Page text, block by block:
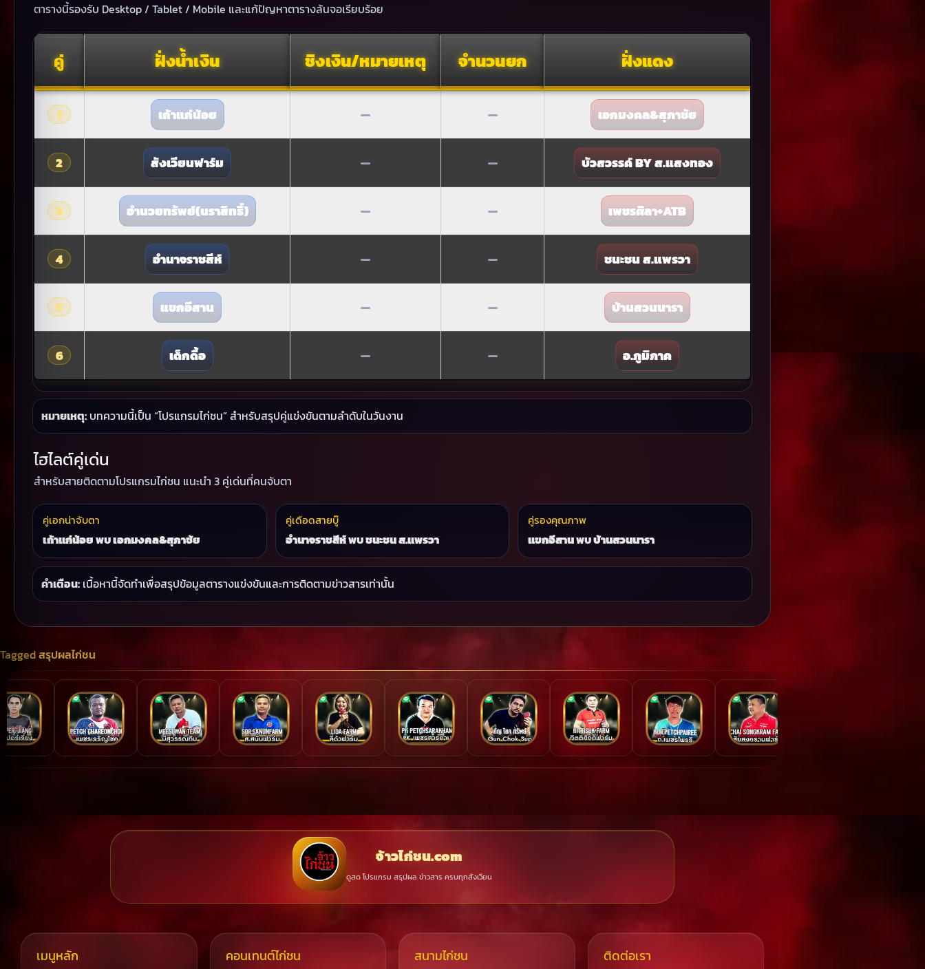
ตารางนี้รองรับ Desktop / Tablet / Mobile และแก้ปัญหาตารางล้นจอเรียบร้อย
คู่ ฝั่งน้ำเงิน ชิงเงิน/หมายเหตุ จำนวนยก ฝั่งแดง
1 เถ้าแก่น้อย — — เอกมงคล&สุภาชัย
2 สังเวียนฟาร์ม — — บัวสวรรค์ BY ส.แสงทอง
3 อำนวยทรัพย์(นราสิทธิ์) — — เพชรศิลา+ATB
4 อำนาจราชสีห์ — — ชนะชน ส.แพรวา
5 แขกอีสาน — — บ้านสวนนารา
6 เด็กดื้อ — — อ.ภูมิภาค
หมายเหตุ: บทความนี้เป็น “โปรแกรมไก่ชน” สำหรับสรุปคู่แข่งขันตามลำดับในวันงาน
ไฮไลต์คู่เด่น
สำหรับสายติดตามโปรแกรมไก่ชน แนะนำ 3 คู่เด่นที่คนจับตา
คู่เอกน่าจับตา
เถ้าแก่น้อยพบเอกมงคล&สุภาชัย
คู่เดือดสายบู๊
อำนาจราชสีห์พบชนะชน ส.แพรวา
คู่รองคุณภาพ
แขกอีสานพบบ้านสวนนารา
คำเตือน: เนื้อหานี้จัดทำเพื่อสรุปข้อมูลตารางแข่งขันและการติดตามข่าวสารเท่านั้น
Taggedสรุปผลไก่ชน
จ้าวไก่ชน.com
ดูสด โปรแกรม สรุปผล ข่าวสาร ครบทุกสังเวียน
เมนูหลัก คอนเทนต์ไก่ชน สนามไก่ชน ติดต่อเรา